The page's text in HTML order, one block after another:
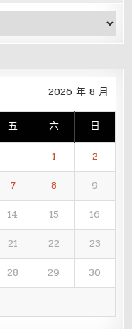
2026 年 8 月
五 六 日
1
2
7 8
9
14 15
16
21 22
23
28 29
30